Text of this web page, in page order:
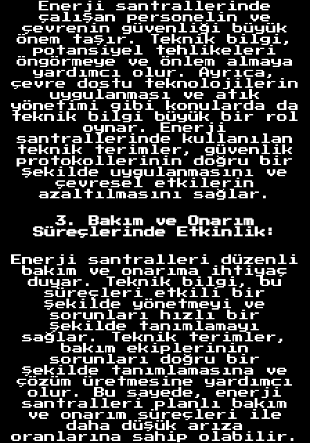
Enerji santrallerinde
çalışan personelin ve
çevrenin güvenliği büyük
önem taşır. Teknik bilgi,
potansiyel tehlikeleri
öngörmeye ve önlem almaya
yardımcı olur. Ayrıca,
çevre dostu teknolojilerin
uygulanması ve atık
yönetimi gibi konularda da
teknik bilgi büyük bir rol
oynar. Enerji
santrallerinde kullanılan
teknik terimler, güvenlik
protokollerinin doğru bir
şekilde uygulanmasını ve
çevresel etkilerin
azaltılmasını sağlar.
3. Bakım ve Onarım
Süreçlerinde Etkinlik:
Enerji santralleri düzenli
bakım ve onarıma ihtiyaç
duyar. Teknik bilgi, bu
süreçleri etkili bir
şekilde yönetmeyi ve
sorunları hızlı bir
şekilde tanımlamayı
sağlar. Teknik terimler,
bakım ekiplerinin
sorunları doğru bir
şekilde tanımlamasına ve
çözüm üretmesine yardımcı
olur. Bu sayede, enerji
santralleri planlı bakım
ve onarım süreçleri ile
daha düşük arıza
oranlarına sahip olabilir.